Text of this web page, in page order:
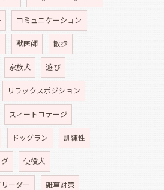
コミュニケーション
獣医師 散歩
家族犬 遊び
リラックスポジション
スィートコテージ
ドッグラン 訓練性
使役犬
ーダー 雑草対策